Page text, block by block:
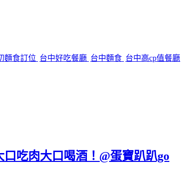
麵食訂位 台中好吃餐廳 台中麵食 台中高cp值餐廳
吃肉大口喝酒！@蛋寶趴趴go